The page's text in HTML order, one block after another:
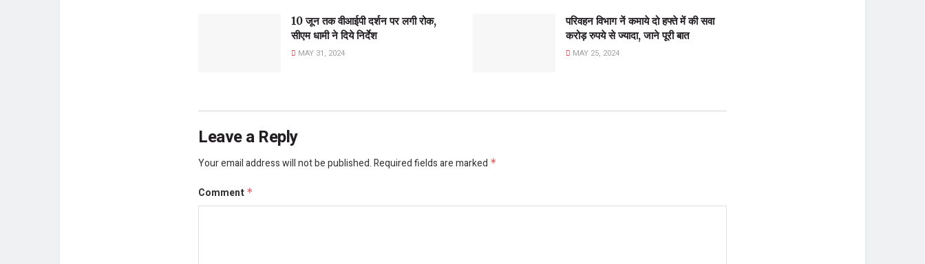
10 जून तक वीआईपी दर्शन पर लगी रोक,
सीएम धामी ने दिये निर्देश
MAY 31, 2024
परिवहन विभाग नें कमाये दो हफ्ते में की सवा
करोड़ रुपये से ज्यादा, जाने पूरी बात
MAY 25, 2024
Leave a Reply
Your email address will not be published.Required fields are marked *
Comment *